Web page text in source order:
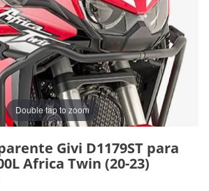
Double tap to zoom
Givi D1179ST para
Africa Twin (20-23)